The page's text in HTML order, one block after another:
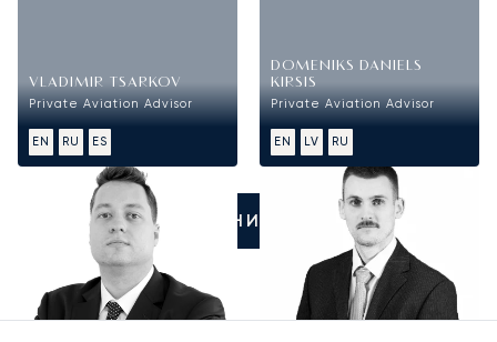
VLADIMIR TSARKOV
Private Aviation Advisor
EN RU ES
DOMENIKS DANIELS
KIRSIS
Private Aviation Advisor
EN LV RU
ПОЗВОНИТЕ НАМ